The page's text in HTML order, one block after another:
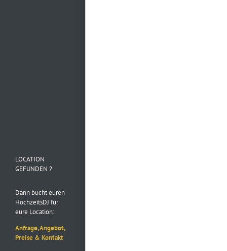
LOCATION
GEFUNDEN ?
Dann bucht euren
HochzeitsDJ für
eure Location:
Anfrage, Angebot,
Preise & Kontakt